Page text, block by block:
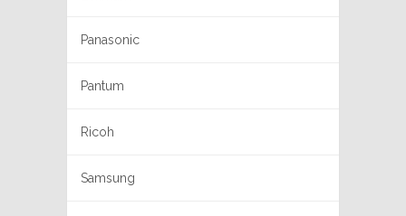
Panasonic
Pantum
Ricoh
Samsung